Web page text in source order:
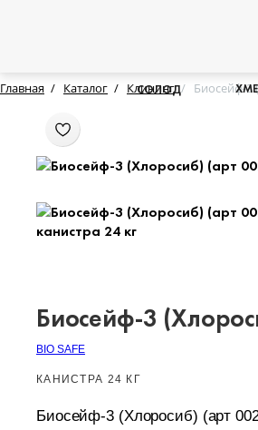
СОЛОД
Главная Каталог Клининг Биосейф-3
Биосейф-3
BIO SAFE
КАНИСТРА 24 КГ
Биосейф-3 (Хлоросиб) (арт